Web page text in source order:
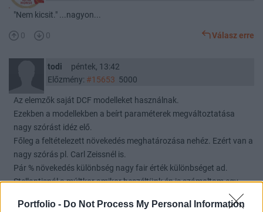
Portfolio - Do Not Process My Personal Information
"Nem kicsit." ...nagyon...
0 0 Válasz erre
todi
péntek, 13:42
Előzmény: #15653 5000
Az elemzők saját DCF modelleket használnak.
Ezekben a modellekben a beírt paraméterek megváltoztatása
nagy szórást idéz elő.
Főleg a feltételezett növekedés meghatározása nehéz. Ezért van a
nagy szórás pl. Carl Zeissnél is.
Pár % növekedés különbség nagy fair érték különbséget ad.
Stellantisnál a múltkor amikor beszéltünk én is számoltam egy
gyors dcf-t szerintem be is írtam akkor ide. Így fejből 4,xx € érték
jött ki.